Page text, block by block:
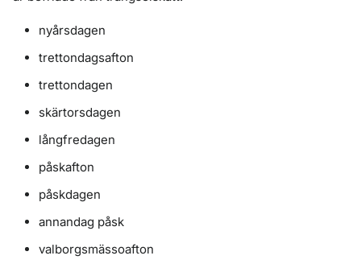
nyårsdagen
trettondagsafton
trettondagen
skärtorsdagen
långfredagen
påskafton
påskdagen
annandag påsk
valborgsmässoafton